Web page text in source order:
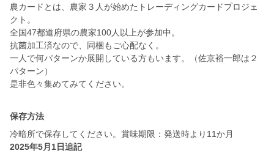
農カードとは、農家３人が始めたトレーディングカードプロジェ
クト。
全国47都道府県の農家100人以上が参加中。
抗菌加工済なので、同梱もご心配なく。
一人で何パターンか展開している方もいます。（佐京裕一郎は２
パターン）
是非色々集めてみてください。
保存方法
冷暗所で保存してください。賞味期限：発送時より11か月
2025年5月1日追記